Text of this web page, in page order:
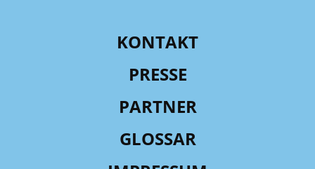
KONTAKT
PRESSE
PARTNER
GLOSSAR